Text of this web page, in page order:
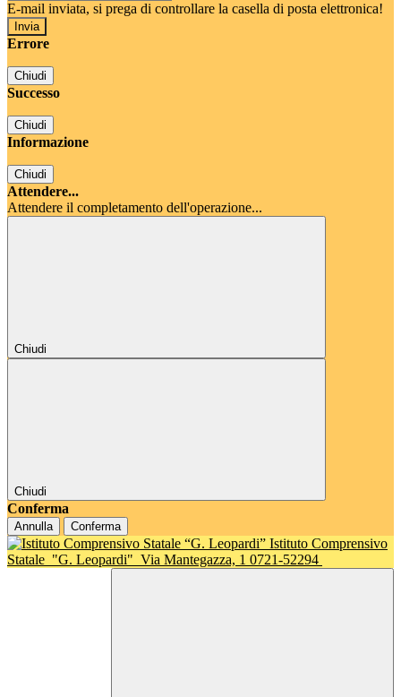
E-mail inviata, si prega di controllare la casella di posta elettronica!
Errore
Chiudi
Successo
Chiudi
Informazione
Chiudi
Attendere...
Attendere il completamento dell'operazione...
Chiudi
Chiudi
Conferma
Annulla Conferma
Istituto Comprensivo
Statale "G. Leopardi" Via Mantegazza, 1 0721-52294